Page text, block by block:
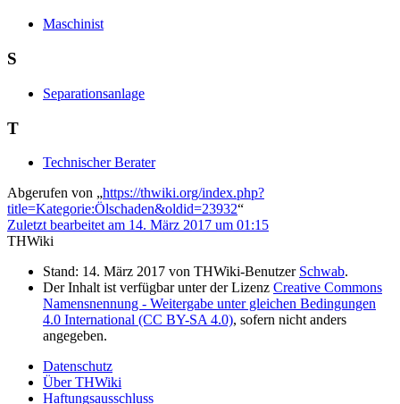
Maschinist
S
Separationsanlage
T
Technischer Berater
Abgerufen von „https://thwiki.org/index.php?
title=Kategorie:Ölschaden&oldid=23932“
Zuletzt bearbeitet am 14. März 2017 um 01:15
THWiki
Stand: 14. März 2017 von THWiki-Benutzer Schwab.
Der Inhalt ist verfügbar unter der Lizenz Creative Commons
Namensnennung - Weitergabe unter gleichen Bedingungen
4.0 International (CC BY-SA 4.0), sofern nicht anders
angegeben.
Datenschutz
Über THWiki
Haftungsausschluss